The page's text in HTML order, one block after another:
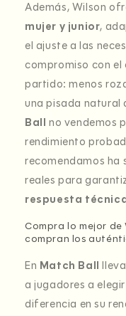
Además, Wilson
mujer y junior,
el ajuste a las
compromiso con
partido: menos
una pisada natural
Ball no vendemos
rendimiento
recomendamos ha
reales para
respuesta
Compra lo mejor
compran los
En Match Ball
a jugadores a
diferencia en su